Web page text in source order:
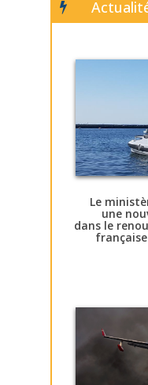
Le
une
dans le